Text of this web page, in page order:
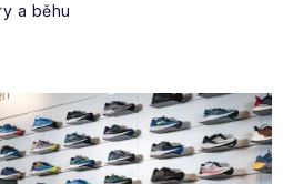
Vrácení a výměna zboží
a běhu